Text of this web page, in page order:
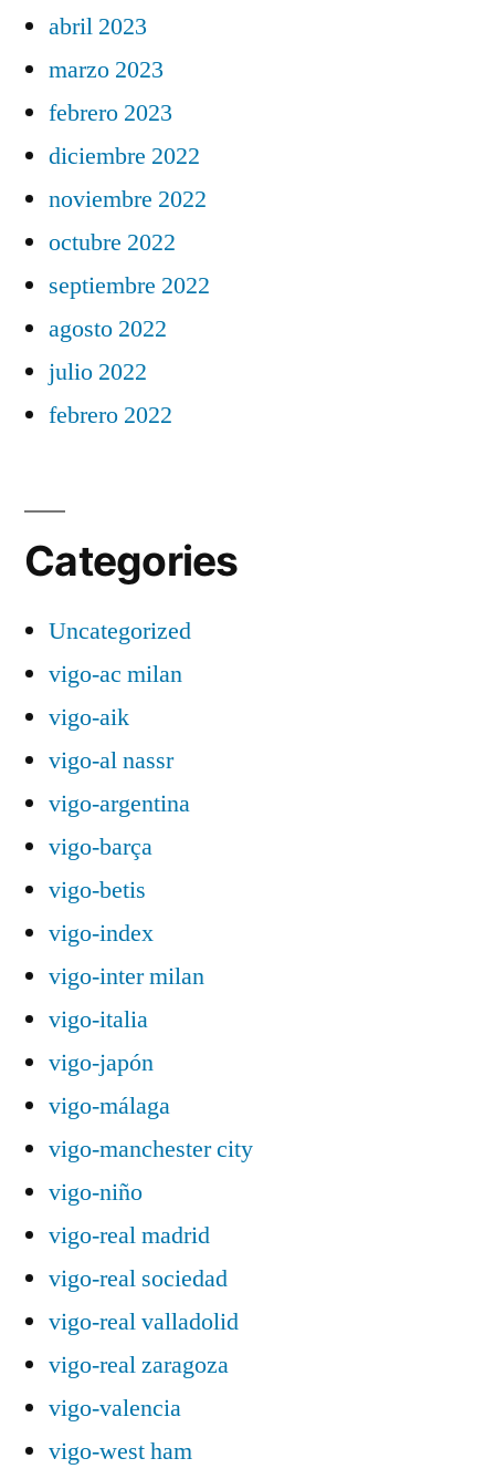
abril 2023
marzo 2023
febrero 2023
diciembre 2022
noviembre 2022
octubre 2022
septiembre 2022
agosto 2022
julio 2022
febrero 2022
Categories
Uncategorized
vigo-ac milan
vigo-aik
vigo-al nassr
vigo-argentina
vigo-barça
vigo-betis
vigo-index
vigo-inter milan
vigo-italia
vigo-japón
vigo-málaga
vigo-manchester city
vigo-niño
vigo-real madrid
vigo-real sociedad
vigo-real valladolid
vigo-real zaragoza
vigo-valencia
vigo-west ham